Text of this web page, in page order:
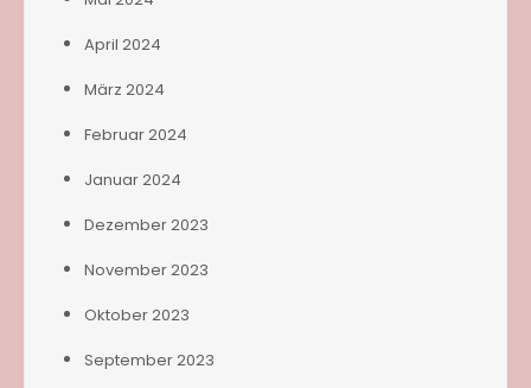
April 2024
März 2024
Februar 2024
Januar 2024
Dezember 2023
November 2023
Oktober 2023
September 2023